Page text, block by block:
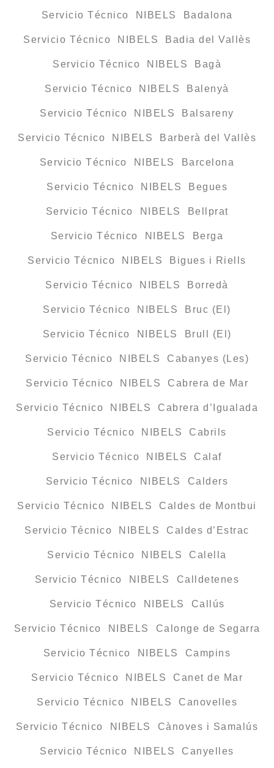
Servicio Técnico NIBELS Badalona
Servicio Técnico NIBELS Badia del Vallès
Servicio Técnico NIBELS Bagà
Servicio Técnico NIBELS Balenyà
Servicio Técnico NIBELS Balsareny
Servicio Técnico NIBELS Barberà del Vallès
Servicio Técnico NIBELS Barcelona
Servicio Técnico NIBELS Begues
Servicio Técnico NIBELS Bellprat
Servicio Técnico NIBELS Berga
Servicio Técnico NIBELS Bigues i Riells
Servicio Técnico NIBELS Borredà
Servicio Técnico NIBELS Bruc (El)
Servicio Técnico NIBELS Brull (El)
Servicio Técnico NIBELS Cabanyes (Les)
Servicio Técnico NIBELS Cabrera de Mar
Servicio Técnico NIBELS Cabrera d’Igualada
Servicio Técnico NIBELS Cabrils
Servicio Técnico NIBELS Calaf
Servicio Técnico NIBELS Calders
Servicio Técnico NIBELS Caldes de Montbui
Servicio Técnico NIBELS Caldes d’Estrac
Servicio Técnico NIBELS Calella
Servicio Técnico NIBELS Calldetenes
Servicio Técnico NIBELS Callús
Servicio Técnico NIBELS Calonge de Segarra
Servicio Técnico NIBELS Campins
Servicio Técnico NIBELS Canet de Mar
Servicio Técnico NIBELS Canovelles
Servicio Técnico NIBELS Cànoves i Samalús
Servicio Técnico NIBELS Canyelles